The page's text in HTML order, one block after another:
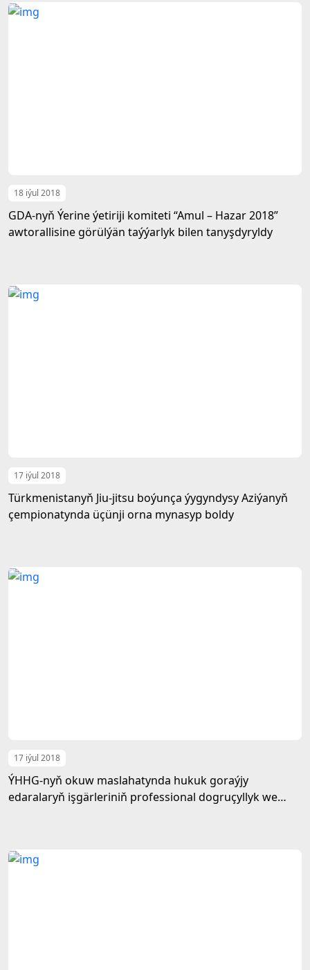
18 iýul 2018
GDA-nyň Ýerine ýetiriji komiteti “Amul – Hazar 2018”
awtorallisine görülýän taýýarlyk bilen tanyşdyryldy
17 iýul 2018
Türkmenistanyň Jiu-jitsu boýunça ýygyndysy Aziýanyň
çempionatynda üçünji orna mynasyp boldy
17 iýul 2018
ÝHHG-nyň okuw maslahatynda hukuk goraýjy
edaralaryň işgärleriniň professional dogruçyllyk we